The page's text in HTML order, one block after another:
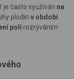
je často využíván na
plodin v období
polí rozrýváním